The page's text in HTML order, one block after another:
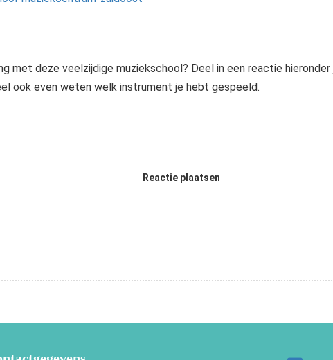
met deze veelzijdige muziekschool? Deel in een reactie
ook even weten welk instrument je hebt gespeeld.
Reactie plaatsen